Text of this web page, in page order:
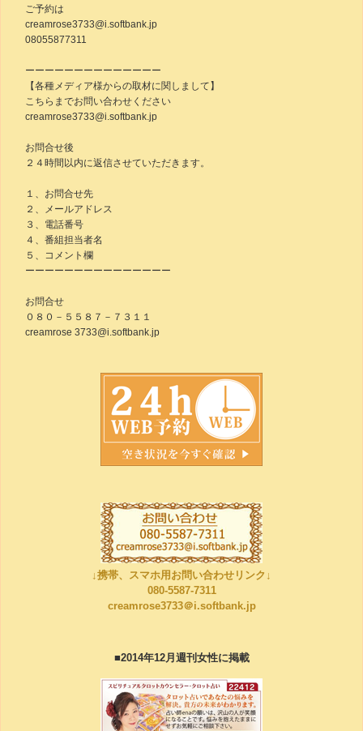
ご予約は
creamrose3733@i.softbank.jp
08055877311
ーーーーーーーーーーーーーー
【各種メディア様からの取材に関しまして】
こちらまでお問い合わせください
creamrose3733@i.softbank.jp
お問合せ後
２４時間以内に返信させていただきます。
１、お問合せ先
２、メールアドレス
３、電話番号
４、番組担当者名
５、コメント欄
ーーーーーーーーーーーーーーー
お問合せ
０８０－５５８７－７３１１
creamrose 3733@i.softbank.jp
↓携帯、スマホ用お問い合わせリンク↓
080-5587-7311
creamrose3733＠i.softbank.jp
■2014年12月週刊女性に掲載